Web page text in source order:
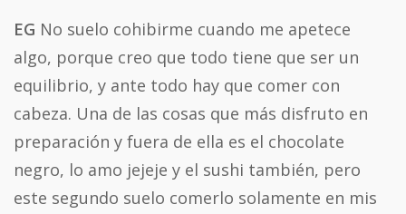
EG No suelo cohibirme cuando me apetece
algo, porque creo que todo tiene que ser un
equilibrio, y ante todo hay que comer con
cabeza. Una de las cosas que más disfruto en
preparación y fuera de ella es el chocolate
negro, lo amo jejeje y el sushi también, pero
este segundo suelo comerlo solamente en mis